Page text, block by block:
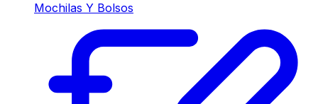
Mochilas Y Bolsos